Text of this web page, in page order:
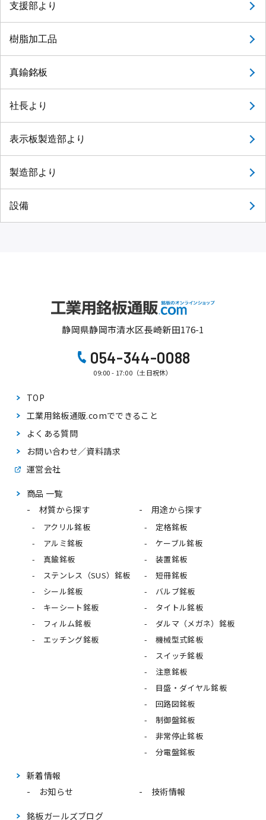
支援部より
樹脂加工品
真鍮銘板
社長より
表示板製造部より
製造部より
設備
静岡県静岡市清水区長崎新田176-1
054-344-0088
09:00 - 17:00（土日祝休）
TOP
工業用銘板通販.comでできること
よくある質問
お問い合わせ／資料請求
運営会社
商品 一覧
材質から探す
アクリル銘板
アルミ銘板
真鍮銘板
ステンレス（SUS）銘板
シール銘板
キーシート銘板
フィルム銘板
エッチング銘板
用途から探す
定格銘板
ケーブル銘板
装置銘板
短冊銘板
バルブ銘板
タイトル銘板
ダルマ（メガネ）銘板
機械型式銘板
スイッチ銘板
注意銘板
目盛・ダイヤル銘板
回路図銘板
制御盤銘板
非常停止銘板
分電盤銘板
新着情報
お知らせ
技術情報
銘板ガールズブログ